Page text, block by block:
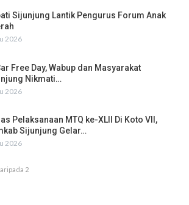
Sijunjung Lantik Pengurus Forum Anak
2026
Free Day, Wabup dan Masyarakat
Nikmati…
2026
Pelaksanaan MTQ ke-XLII Di Koto VII,
Sijunjung Gelar…
2026
2